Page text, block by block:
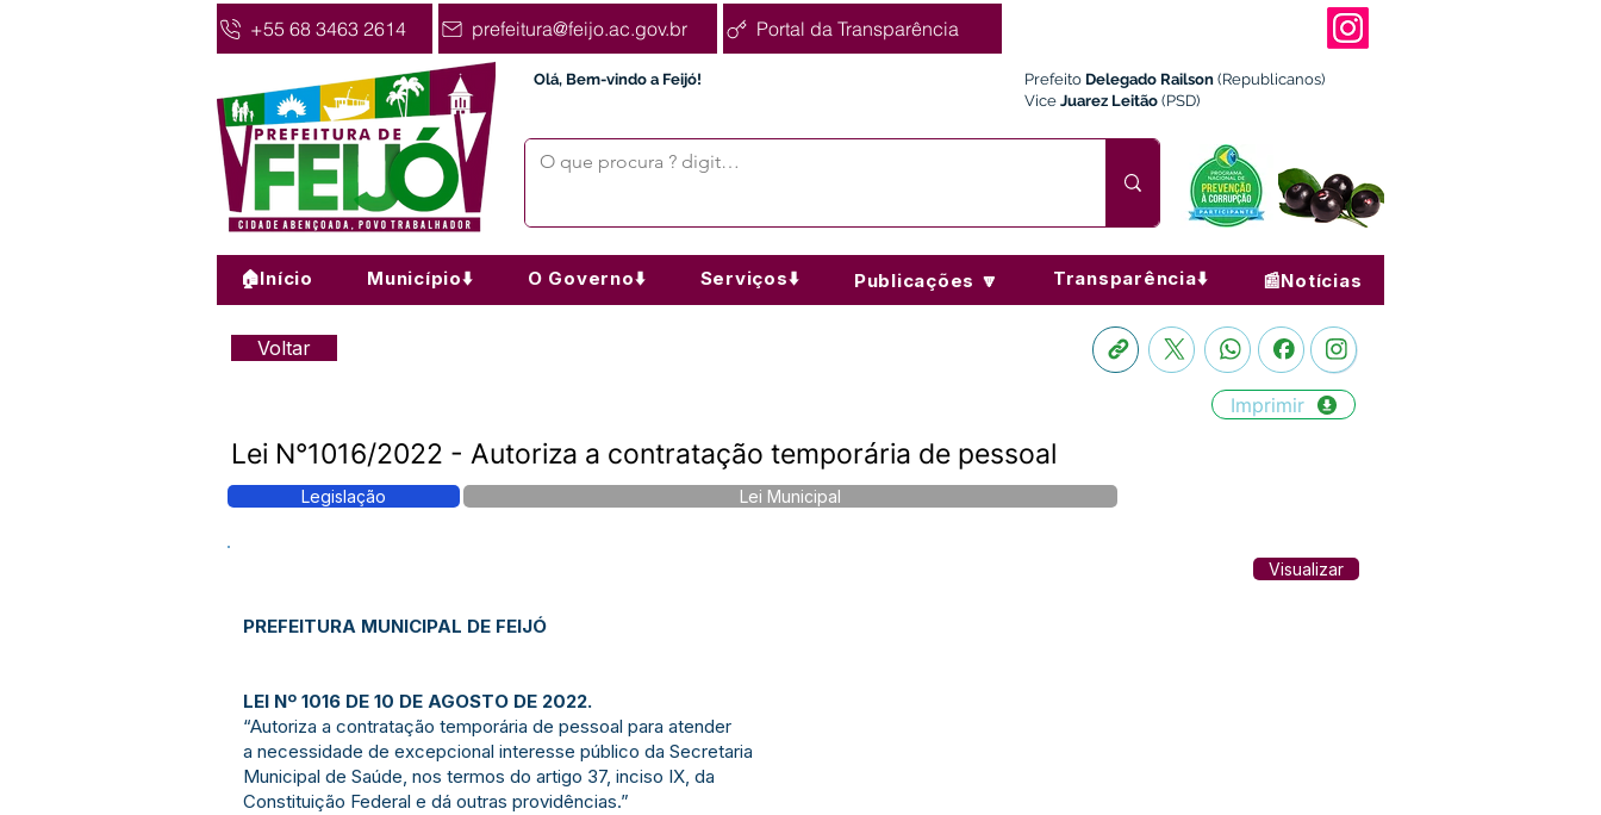
+55 68 3463 2614 prefeitura@feijo.ac.gov.br Portal da Transparência
Olá, Bem-vindo a Feijó! Prefeito Delegado Railson (Republicanos)
Vice Juarez Leitão (PSD)
🏠Início Município⬇️ O Governo⬇️ Serviços⬇️ Publicações 🔽 Transparência⬇️ 📰Notícias
Voltar
Imprimir
Lei N°1016/2022 - Autoriza a contratação temporária de pessoal
Legislação Lei Municipal
Visualizar
PREFEITURA MUNICIPAL DE FEIJÓ
LEI Nº 1016 DE 10 DE AGOSTO DE 2022.
“Autoriza a contratação temporária de pessoal para atender
a necessidade de excepcional interesse público da Secretaria
Municipal de Saúde, nos termos do artigo 37, inciso IX, da
Constituição Federal e dá outras providências.”